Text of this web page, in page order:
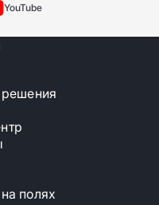
YouTube
решения
полях